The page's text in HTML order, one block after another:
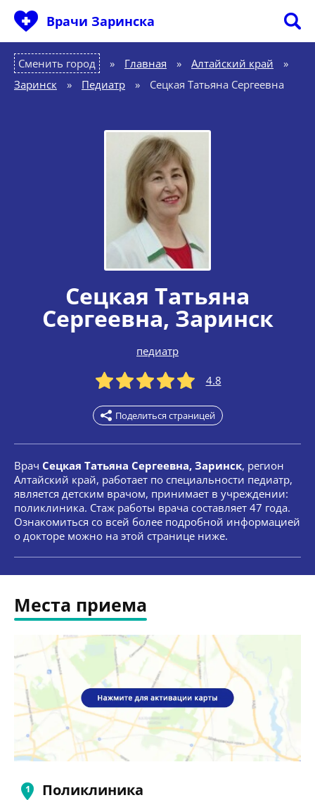
Врачи Заринска
Сменить город Главная » Алтайский край
»
Заринск
» Педиатр » Сецкая Татьяна Сергеевна
Сецкая Татьяна
Сергеевна, Заринск
педиатр
4.8
Поделиться страницей
Врач Сецкая Татьяна Сергеевна, Заринск, регион
Алтайский край, работает по специальности педиатр,
является детским врачом, принимает в учреждении:
поликлиника. Стаж работы врача составляет 47 года.
Ознакомиться со всей более подробной информацией
о докторе можно на этой странице ниже.
Места приема
Поликлиника